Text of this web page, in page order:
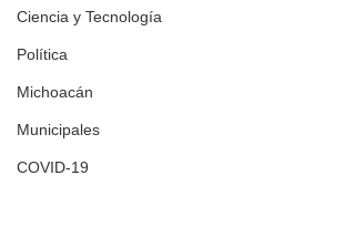
Ciencia y Tecnología
Política
Michoacán
Municipales
COVID-19